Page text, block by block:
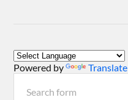
Powered by Translate